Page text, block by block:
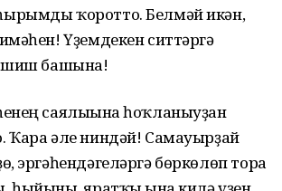
ҡоротто. Бел­мәй икән,
Үҙемдекен сит­тәргә
шиш башына!
саялығына һоҡланыуҙан
Ҡара әле ниндәй! Самауырҙай
эргәһендәгеләргә бөркөлөп тора